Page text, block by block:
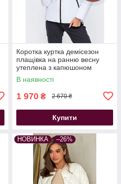
Коротка куртка демісезон
плащівка на ранню весну
утеплена з капюшоном
великих розмірів біла
В наявності
1 970 ₴ 2 670 ₴
Купити
НОВИНКА –26%